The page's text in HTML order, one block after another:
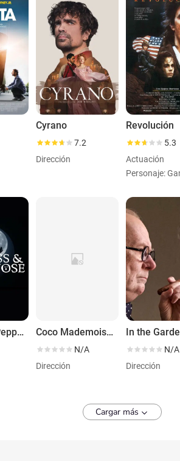
Cyrano
7.2
Dirección
Revolución
5.3
Actuación
Princess & Peppernose Coco Mademoiselle
N/A
Dirección
N/A
Dirección
Cargar más